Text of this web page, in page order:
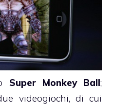
Super Monkey Ball;
videogiochi, di cui